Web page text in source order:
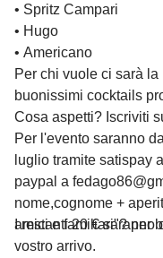
• Spritz Campari
• Hugo
• Americano
Per chi vuole ci sarà
buonissimi cocktails
Cosa aspetti? Iscriviti
Per l'evento saranno
luglio tramite satispay
paypal a
nome,cognome +
amici e familiari"? per
I restanti 20 € saranno
vostro arrivo.